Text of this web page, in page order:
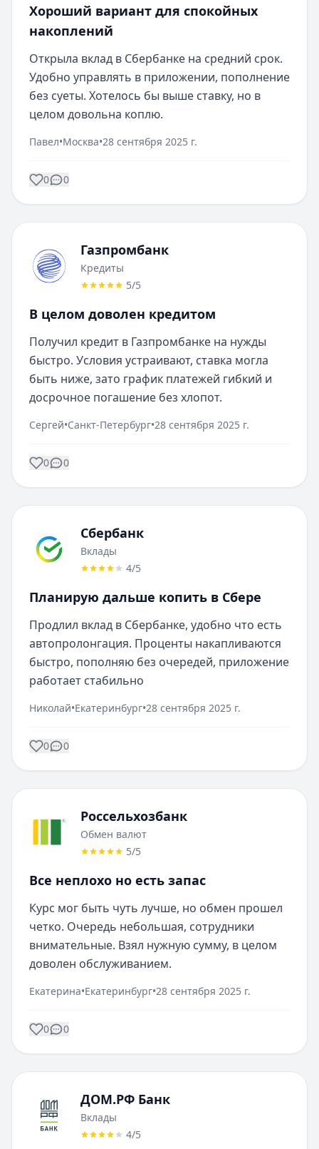
Хороший вариант для спокойных
накоплений
Открыла вклад в Сбербанке на средний срок.
Удобно управлять в приложении, пополнение
без суеты. Хотелось бы выше ставку, но в
целом довольна коплю.
Павел•Москва•28 сентября 2025 г.
0 0
Газпромбанк
Кредиты
5/5
В целом доволен кредитом
Получил кредит в Газпромбанке на нужды
быстро. Условия устраивают, ставка могла
быть ниже, зато график платежей гибкий и
досрочное погашение без хлопот.
Сергей•Санкт-Петербург•28 сентября 2025 г.
0 0
Сбербанк
Вклады
4/5
Планирую дальше копить в Сбере
Продлил вклад в Сбербанке, удобно что есть
автопролонгация. Проценты накапливаются
быстро, пополняю без очередей, приложение
работает стабильно
Николай•Екатеринбург•28 сентября 2025 г.
0 0
Россельхозбанк
Обмен валют
5/5
Все неплохо но есть запас
Курс мог быть чуть лучше, но обмен прошел
четко. Очередь небольшая, сотрудники
внимательные. Взял нужную сумму, в целом
доволен обслуживанием.
Екатерина•Екатеринбург•28 сентября 2025 г.
0 0
ДОМ.РФ Банк
Вклады
4/5